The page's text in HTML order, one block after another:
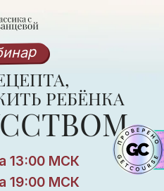
РЕБЁНКА
19:00 МСК
13:00 МСК